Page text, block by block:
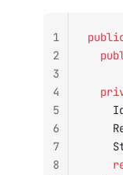
1
2
3
4
5
6
7
8